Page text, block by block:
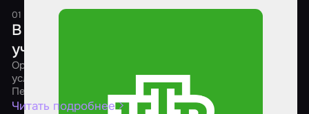
01 марта 2025
В Петербурге хотят запретить детям
участвовать в экстремальных квестах
Организаторам реалистичных ролевых игр намерены
усложнить жизнь члены Молодежного парламента
Петербурга
Читать подробнее